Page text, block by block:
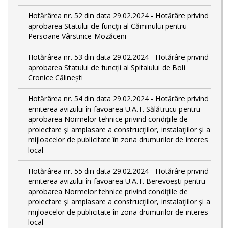
Hotărârea nr. 52 din data 29.02.2024 - Hotărâre privind
aprobarea Statului de funcţii al Căminului pentru
Persoane Vârstnice Mozăceni
Hotărârea nr. 53 din data 29.02.2024 - Hotărâre privind
aprobarea Statului de funcții al Spitalului de Boli
Cronice Călinești
Hotărârea nr. 54 din data 29.02.2024 - Hotărâre privind
emiterea avizului în favoarea U.A.T. Sălătrucu pentru
aprobarea Normelor tehnice privind condiţiile de
proiectare şi amplasare a construcţiilor, instalaţiilor şi a
mijloacelor de publicitate în zona drumurilor de interes
local
Hotărârea nr. 55 din data 29.02.2024 - Hotărâre privind
emiterea avizului în favoarea U.A.T. Berevoești pentru
aprobarea Normelor tehnice privind condiţiile de
proiectare şi amplasare a construcţiilor, instalaţiilor şi a
mijloacelor de publicitate în zona drumurilor de interes
local